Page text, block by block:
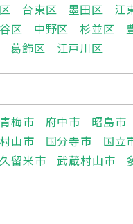
台東区 墨田区
江
区 中野区 杉並区
葛飾区 江戸川区
青梅市 府中市 昭島市
山市 国分寺市
国立
留米市 武蔵村山市